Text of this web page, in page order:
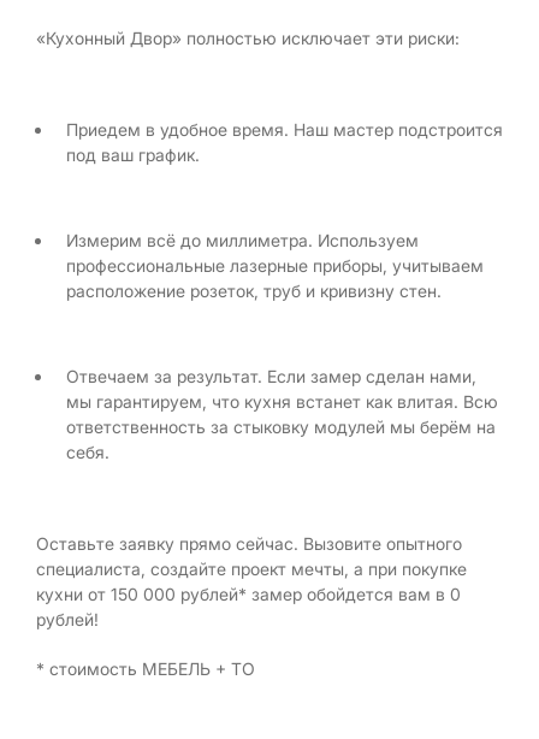
«Кухонный Двор» полностью исключает эти риски:
Приедем в удобное время. Наш мастер подстроится
под ваш график.
Измерим всё до миллиметра. Используем
профессиональные лазерные приборы, учитываем
расположение розеток, труб и кривизну стен.
Отвечаем за результат. Если замер сделан нами,
мы гарантируем, что кухня встанет как влитая. Всю
ответственность за стыковку модулей мы берём на
себя.
Оставьте заявку прямо сейчас. Вызовите опытного
специалиста, создайте проект мечты, а при покупке
кухни от 150 000 рублей* замер обойдется вам в 0
рублей!
* стоимость МЕБЕЛЬ + ТО